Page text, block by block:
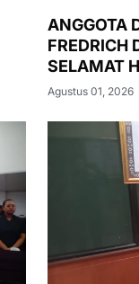
ANGGOTA
FREDRICH
SELAMAT
MURUNG
Agustus 01, 2026